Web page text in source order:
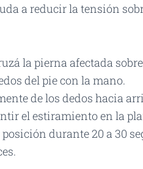
a reducir la tensión
la pierna afectada
del pie con la mano.
de los dedos hacia
el estiramiento en la
durante 20 a 30